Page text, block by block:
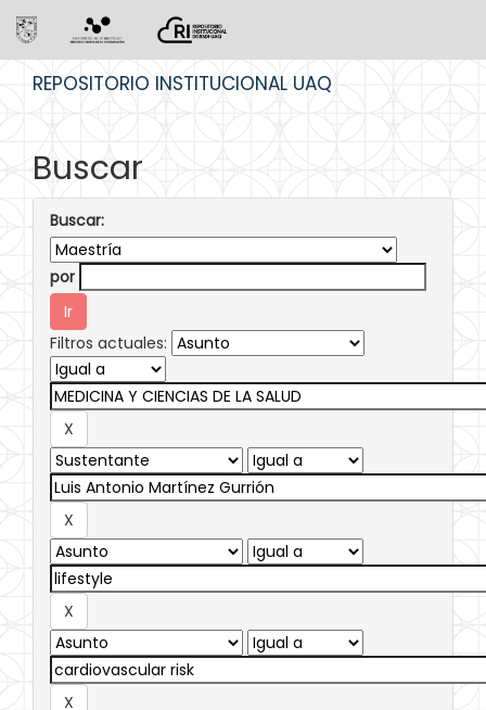
REPOSITORIO INSTITUCIONAL UAQ
Buscar
Buscar:
por
Filtros actuales: